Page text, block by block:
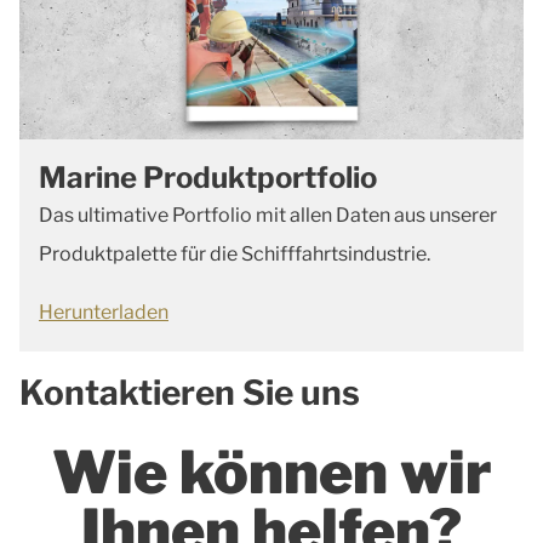
Marine Produktportfolio
Das ultimative Portfolio mit allen Daten aus unserer
Produktpalette für die Schifffahrtsindustrie.
Herunterladen
Kontaktieren Sie uns
Wie können wir